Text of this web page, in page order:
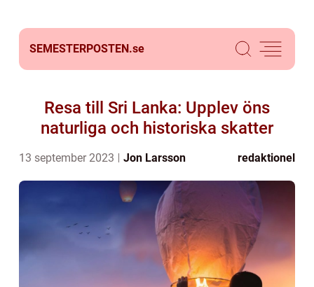
SEMESTERPOSTEN.se
Resa till Sri Lanka: Upplev öns
naturliga och historiska skatter
13 september 2023 Jon Larsson redaktionel